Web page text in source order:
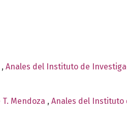
, Anales del Instituto de
Mendoza , Anales del Instituto